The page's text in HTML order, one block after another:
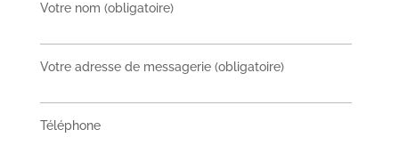
Votre nom (obligatoire)
Votre adresse de messagerie (obligatoire)
Téléphone